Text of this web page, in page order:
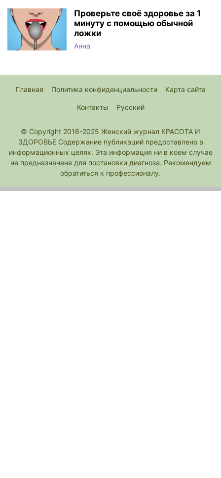
Проверьте своё здоровье за 1
минуту с помощью обычной
ложки
Анна
Главная Политика конфиденциальности Карта сайта
Контакты Русский
© Copyright 2016-2025 Женский журнал КРАСОТА И
ЗДОРОВЬЕ Содержание публикаций предоставлено в
информационных целях. Эта информация ни в коем случае
не предназначена для постановки диагноза. Рекомендуем
обратиться к профессионалу.